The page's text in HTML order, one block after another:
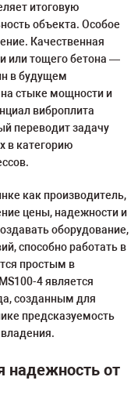
итоговую
объекта. Особое
Качественная
или тощего бетона —
в будущем
стыке мощности и
виброплита
переводит задачу
в категорию
как производитель,
цены, надежности и
оборудование,
способно работать в
простым в
4 является
созданным для
предсказуемость
надежность от